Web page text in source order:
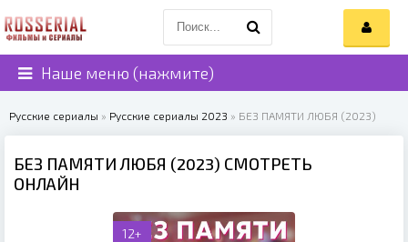
Наше меню (нажмите)
Русские сериалы » Русские сериалы 2023 » БЕЗ ПАМЯТИ ЛЮБЯ (2023)
БЕЗ ПАМЯТИ ЛЮБЯ (2023) СМОТРЕТЬ
ОНЛАЙН
12+